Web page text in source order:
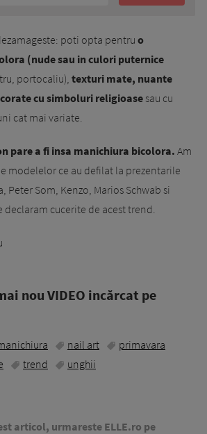
poti opta pentru o
(nude sau in culori puternice
portocaliu), texturi mate, nuante
cu simboluri religioasesau cu
cat mai variate.
pare a fi insa manichiura bicolora. Am
modelelor ce au defilat la prezentarile
Peter Som, Kenzo, Marios Schwab si
declaram cucerite de acest trend.
nou VIDEO incărcat pe
nail art
primavara
trend unghii
articol, urmareste ELLE.ro pe